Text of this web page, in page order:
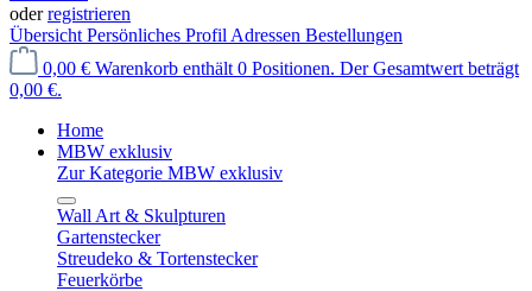
oderregistrieren
Übersicht Persönliches Profil Adressen Bestellungen
0,00 € Warenkorb enthält 0 Positionen. Der Gesamtwert beträgt
0,00 €.
Home
MBW exklusiv
Zur Kategorie MBW exklusiv
Wall Art & Skulpturen
Gartenstecker
Streudeko & Tortenstecker
Feuerkörbe